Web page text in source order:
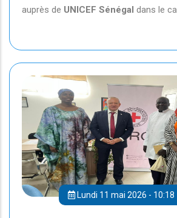
auprès de UNICEF Sénégal dans le
Lundi 11 mai 2026 - 10:18